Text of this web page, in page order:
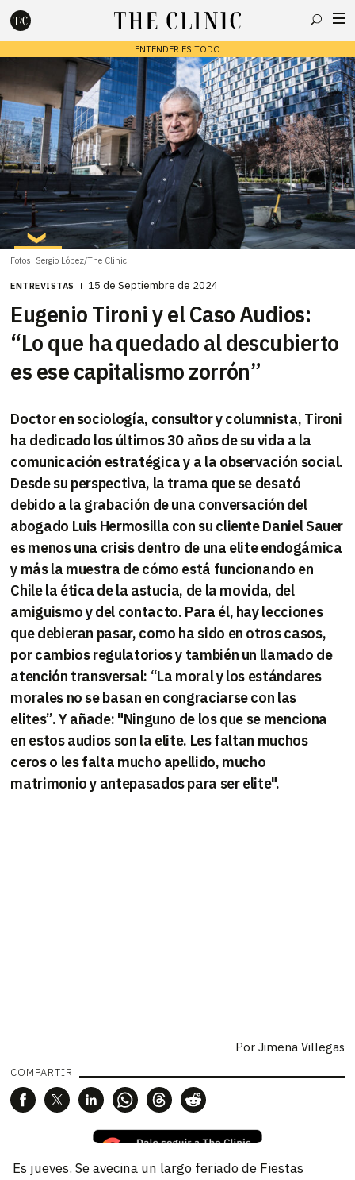
ENTENDER ES TODO
Escribe lo que deseas y presiona enter para buscar
Fotos: Sergio López/The Clinic
ENTREVISTAS 15 de Septiembre de 2024
Eugenio Tironi y el Caso Audios:
“Lo que ha quedado al descubierto
es ese capitalismo zorrón”
Doctor en sociología, consultor y columnista, Tironi
ha dedicado los últimos 30 años de su vida a la
comunicación estratégica y a la observación social.
Desde su perspectiva, la trama que se desató
debido a la grabación de una conversación del
abogado Luis Hermosilla con su cliente Daniel Sauer
es menos una crisis dentro de una elite endogámica
y más la muestra de cómo está funcionando en
Chile la ética de la astucia, de la movida, del
amiguismo y del contacto. Para él, hay lecciones
que debieran pasar, como ha sido en otros casos,
por cambios regulatorios y también un llamado de
atención transversal: “La moral y los estándares
morales no se basan en congraciarse con las
elites”. Y añade: "Ninguno de los que se menciona
en estos audios son la elite. Les faltan muchos
ceros o les falta mucho apellido, mucho
matrimonio y antepasados para ser elite".
Por Jimena Villegas
COMPARTIR
Es jueves. Se avecina un largo feriado de Fiestas